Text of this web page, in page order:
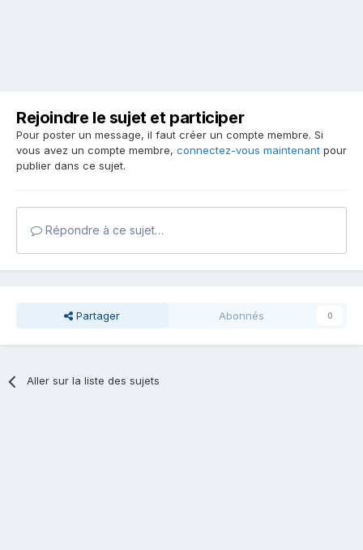
Rejoindre le sujet et participer
Pour poster un message, il faut créer un compte membre. Si
vous avez un compte membre, connectez-vous maintenant pour
publier dans ce sujet.
Répondre à ce sujet…
Partager Abonnés 0
Aller sur la liste des sujets